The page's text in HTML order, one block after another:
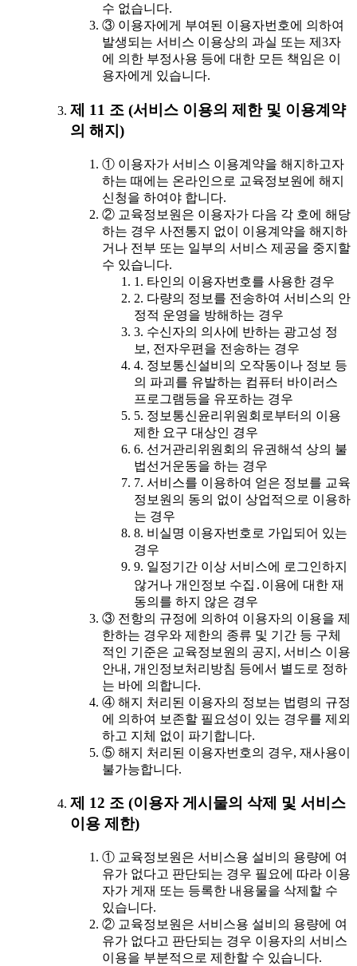
수 없습니다.
③ 이용자에게 부여된 이용자번호에 의하여
발생되는 서비스 이용상의 과실 또는 제3자
에 의한 부정사용 등에 대한 모든 책임은 이
용자에게 있습니다.
제 11 조 (서비스 이용의 제한 및 이용계약
의 해지)
① 이용자가 서비스 이용계약을 해지하고자
하는 때에는 온라인으로 교육정보원에 해지
신청을 하여야 합니다.
② 교육정보원은 이용자가 다음 각 호에 해당
하는 경우 사전통지 없이 이용계약을 해지하
거나 전부 또는 일부의 서비스 제공을 중지할
수 있습니다.
1. 타인의 이용자번호를 사용한 경우
2. 다량의 정보를 전송하여 서비스의 안
정적 운영을 방해하는 경우
3. 수신자의 의사에 반하는 광고성 정
보, 전자우편을 전송하는 경우
4. 정보통신설비의 오작동이나 정보 등
의 파괴를 유발하는 컴퓨터 바이러스
프로그램등을 유포하는 경우
5. 정보통신윤리위원회로부터의 이용
제한 요구 대상인 경우
6. 선거관리위원회의 유권해석 상의 불
법선거운동을 하는 경우
7. 서비스를 이용하여 얻은 정보를 교육
정보원의 동의 없이 상업적으로 이용하
는 경우
8. 비실명 이용자번호로 가입되어 있는
경우
9. 일정기간 이상 서비스에 로그인하지
않거나 개인정보 수집․이용에 대한 재
동의를 하지 않은 경우
③ 전항의 규정에 의하여 이용자의 이용을 제
한하는 경우와 제한의 종류 및 기간 등 구체
적인 기준은 교육정보원의 공지, 서비스 이용
안내, 개인정보처리방침 등에서 별도로 정하
는 바에 의합니다.
④ 해지 처리된 이용자의 정보는 법령의 규정
에 의하여 보존할 필요성이 있는 경우를 제외
하고 지체 없이 파기합니다.
⑤ 해지 처리된 이용자번호의 경우, 재사용이
불가능합니다.
제 12 조 (이용자 게시물의 삭제 및 서비스
이용 제한)
① 교육정보원은 서비스용 설비의 용량에 여
유가 없다고 판단되는 경우 필요에 따라 이용
자가 게재 또는 등록한 내용물을 삭제할 수
있습니다.
② 교육정보원은 서비스용 설비의 용량에 여
유가 없다고 판단되는 경우 이용자의 서비스
이용을 부분적으로 제한할 수 있습니다.